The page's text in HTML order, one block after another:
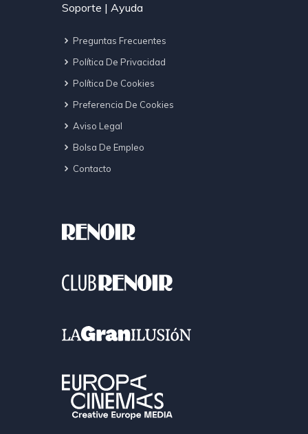
Soporte | Ayuda
Preguntas Frecuentes
Política De Privacidad
Política De Cookies
Preferencia De Cookies
Aviso Legal
Bolsa De Empleo
Contacto